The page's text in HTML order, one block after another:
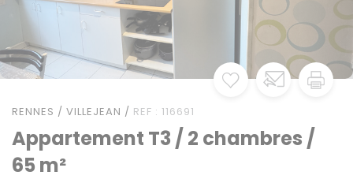
RENNES / VILLEJEAN / REF : 116691
Appartement T3 / 2 chambres /
65 m²